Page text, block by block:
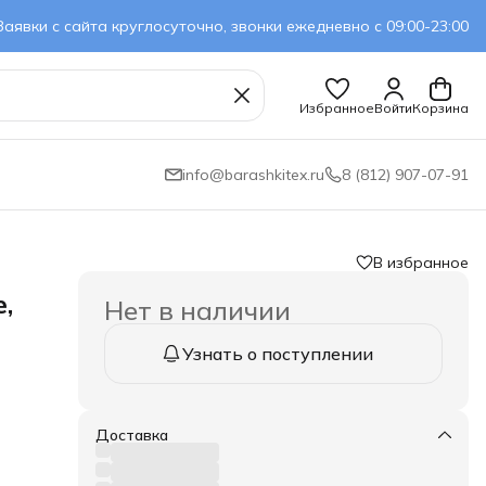
с сайта круглосуточно, звонки ежедневно с 09:00-23:00
ИзбранноеВойтиКорзина
info@barashkitex.ru 8 (812) 907-07-91
В избранное
Нет в наличии
Узнать о поступлении
Доставка